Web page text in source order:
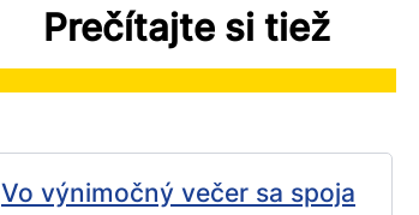
Prečítajte si tiež
Vo výnimočný večer sa spoja